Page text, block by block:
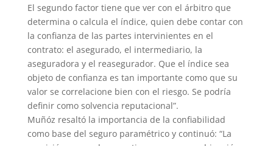
El segundo factor tiene que ver con el árbitro que
determina o calcula el índice, quien debe contar con
la confianza de las partes intervinientes en el
contrato: el asegurado, el intermediario, la
aseguradora y el reasegurador. Que el índice sea
objeto de confianza es tan importante como que su
valor se correlacione bien con el riesgo. Se podría
definir como solvencia reputacional”.
Muñóz resaltó la importancia de la confiabilidad
como base del seguro paramétrico y continuó: “La